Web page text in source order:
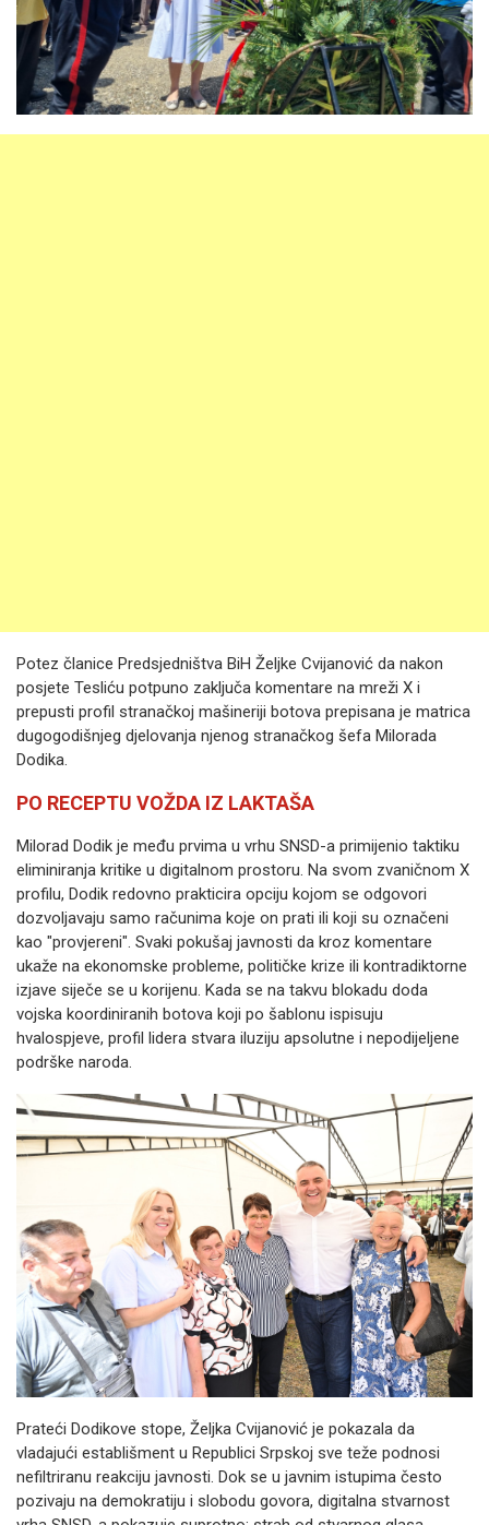
Potez članice Predsjedništva BiH Željke Cvijanović da nakon
posjete Tesliću potpuno zaključa komentare na mreži X i
prepusti profil stranačkoj mašineriji botova prepisana je matrica
dugogodišnjeg djelovanja njenog stranačkog šefa Milorada
Dodika.
PO RECEPTU VOŽDA IZ LAKTAŠA
Milorad Dodik je među prvima u vrhu SNSD-a primijenio taktiku
eliminiranja kritike u digitalnom prostoru. Na svom zvaničnom X
profilu, Dodik redovno prakticira opciju kojom se odgovori
dozvoljavaju samo računima koje on prati ili koji su označeni
kao "provjereni". Svaki pokušaj javnosti da kroz komentare
ukaže na ekonomske probleme, političke krize ili kontradiktorne
izjave siječe se u korijenu. Kada se na takvu blokadu doda
vojska koordiniranih botova koji po šablonu ispisuju
hvalospjeve, profil lidera stvara iluziju apsolutne i nepodijeljene
podrške naroda.
Prateći Dodikove stope, Željka Cvijanović je pokazala da
vladajući establišment u Republici Srpskoj sve teže podnosi
nefiltriranu reakciju javnosti. Dok se u javnim istupima često
pozivaju na demokratiju i slobodu govora, digitalna stvarnost